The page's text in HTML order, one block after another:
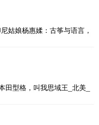
姑娘杨惠媃：古筝与语言，
型格，叫我思域王_北美_